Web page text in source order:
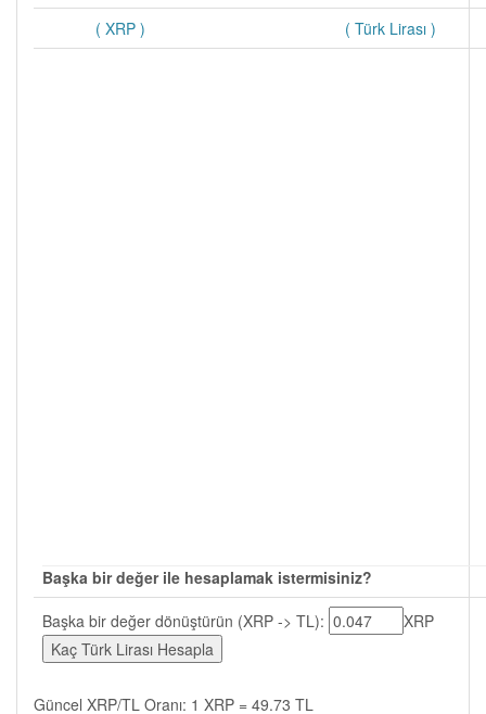
( XRP ) ( Türk Lirası )
Başka bir değer ile hesaplamak istermisiniz?
Başka bir değer dönüştürün (XRP -> TL):
XRP
Güncel XRP/TL Oranı: 1 XRP = 49.73 TL